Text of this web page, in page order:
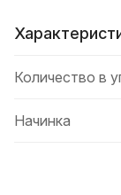
Количество в
Начинка